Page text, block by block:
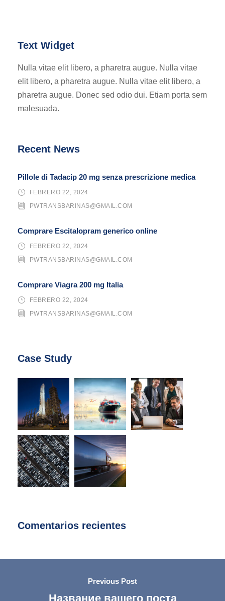
Text Widget
Nulla vitae elit libero, a pharetra augue. Nulla vitae
elit libero, a pharetra augue. Nulla vitae elit libero, a
pharetra augue. Donec sed odio dui. Etiam porta sem
malesuada.
Recent News
Pillole di Tadacip 20 mg senza prescrizione medica
FEBRERO 22, 2024
PWTRANSBARINAS@GMAIL.COM
Comprare Escitalopram generico online
FEBRERO 22, 2024
PWTRANSBARINAS@GMAIL.COM
Comprare Viagra 200 mg Italia
FEBRERO 22, 2024
PWTRANSBARINAS@GMAIL.COM
Case Study
Comentarios recientes
Previous Post
Название вашего поста